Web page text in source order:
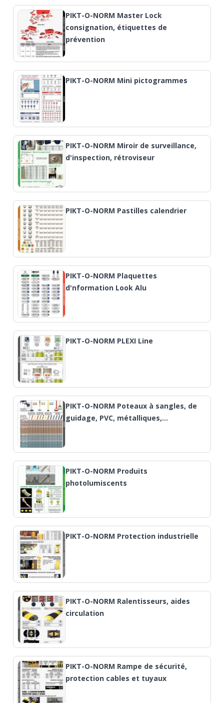
PIKT-O-NORM Master Lock
consignation, étiquettes de
prévention
PIKT-O-NORM Mini pictogrammes
PIKT-O-NORM Miroir de surveillance,
d'inspection, rétroviseur
PIKT-O-NORM Pastilles calendrier
PIKT-O-NORM Plaquettes
d'nformation Look Alu
PIKT-O-NORM PLEXI Line
PIKT-O-NORM Poteaux à sangles, de
guidage, PVC, métalliques,…
PIKT-O-NORM Produits
photolumiscents
PIKT-O-NORM Protection industrielle
PIKT-O-NORM Ralentisseurs, aides
circulation
PIKT-O-NORM Rampe de sécurité,
protection cables et tuyaux